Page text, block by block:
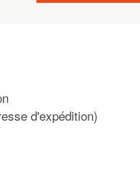
d'expédition)